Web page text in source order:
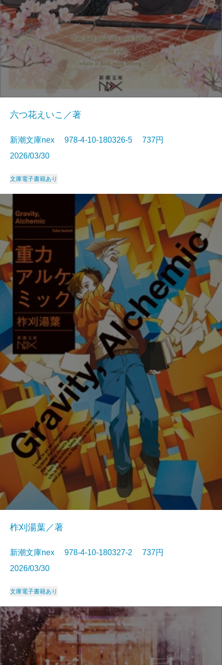
六つ花えいこ／著
新潮文庫nex 978-4-10-180326-5 737円
2026/03/30
文庫電子書籍あり
柞刈湯葉／著
新潮文庫nex 978-4-10-180327-2 737円
2026/03/30
文庫電子書籍あり